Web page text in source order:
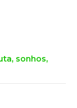
sonhos,